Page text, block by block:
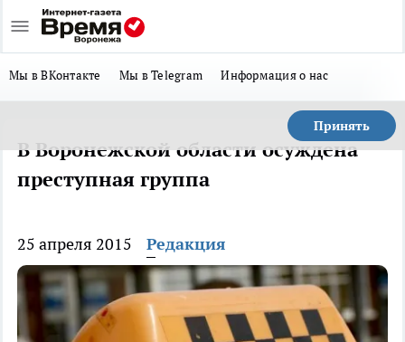
Мы в ВКонтакте Мы в Telegram Информация о нас
Принять
В Воронежской области осуждена
преступная группа
25 апреля 2015 Редакция